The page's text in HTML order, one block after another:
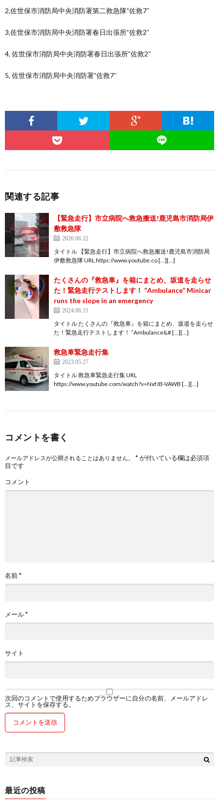
2,佐世保市消防局中央消防署第二救急隊”佐救7″
3,佐世保市消防局中央消防署春日出張所”佐救2″
4, 佐世保市消防局中央消防署春日出張所”佐救2″
5, 佐世保市消防局中央消防署”佐救7″
関連する記事
【緊急走行】市立病院へ救急搬送!鹿児島市消防局伊
敷救急隊
2026.06.22
タイトル 【緊急走行】市立病院へ救急搬送!鹿児島市消防局
伊敷救急隊 URL https://www.youtube.co […][…]
たくさんの『救急車』を箱にまとめ、坂道を走らせ
た！緊急走行テストします！ “Ambulance” Minicar
runs the slope in an emergency
2024.06.11
タイトル たくさんの『救急車』を箱にまとめ、坂道を走らせ
た！緊急走行テストします！ “Ambulance&# […][…]
救急車緊急走行集
2023.05.27
タイトル 救急車緊急走行集 URL
https://www.youtube.com/watch?v=NxfJB-VAWB […][…]
コメントを書く
メールアドレスが公開されることはありません。 *が付いている欄は必須項
目です
コメント
名前*
メール*
サイト
次回のコメントで使用するためブラウザーに自分の名前、メールアドレ
ス、サイトを保存する。
最近の投稿